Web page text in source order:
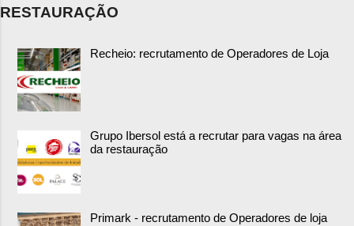
RESTAURAÇÃO
Recheio: recrutamento de Operadores de Loja
Grupo Ibersol está a recrutar para vagas na área
da restauração
Primark - recrutamento de Operadores de loja